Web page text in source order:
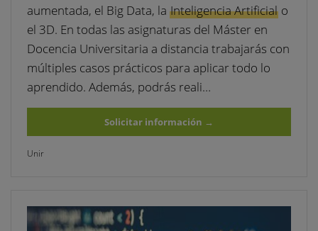
aumentada, el Big Data, la Inteligencia Artificialo
el 3D. En todas las asignaturas del Máster en
Docencia Universitaria a distancia trabajarás con
múltiples casos prácticos para aplicar todo lo
aprendido. Además, podrás reali…
Solicitar información →
Unir